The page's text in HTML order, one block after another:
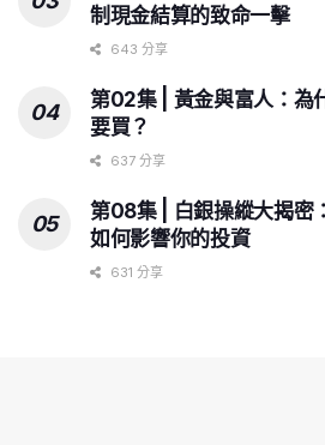
制現金結算的致命一擊
643 分享
第02集 | 黃金與富人：為
要買？
637 分享
第08集 | 白銀操縱大揭密
如何影響你的投資
631 分享